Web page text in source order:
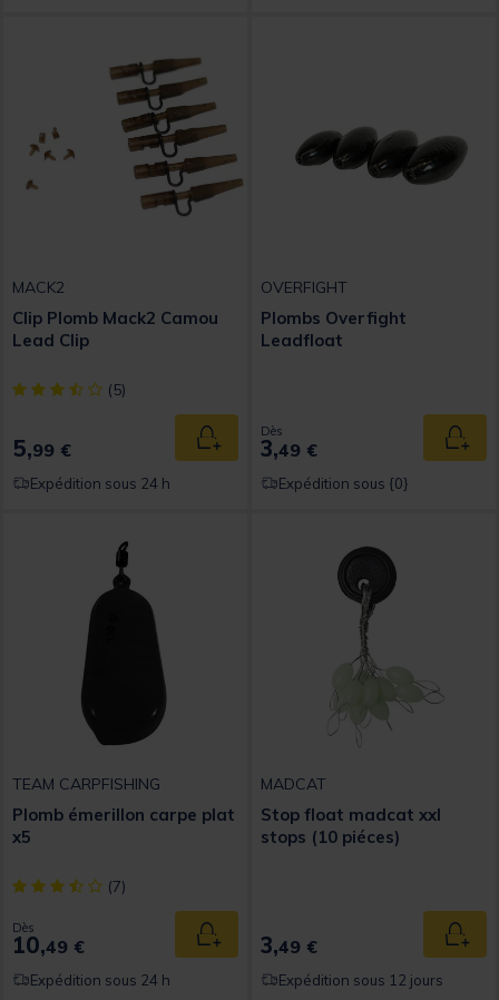
MACK2
Clip Plomb Mack2 Camou
Lead Clip
[object Object] out of 5 Customer Rating
(5)
5,99 € Ajouter au panier
Expédition sous 24 h
OVERFIGHT
Plombs Overfight
Leadfloat
Dès
3,49 €
Expédition sous {0}
TEAM CARPFISHING
Plomb émerillon carpe plat
x5
[object Object] out of 5 Customer Rating
(7)
Dès
10,49 € Ajouter au panier
Expédition sous 24 h
MADCAT
Stop float madcat xxl
stops (10 piéces)
3,49 €
Expédition sous 12 jours